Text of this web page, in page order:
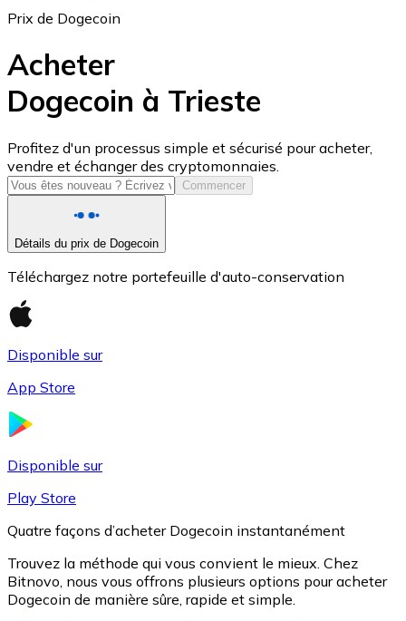
USD Coin
USDC
Prix de Dogecoin
Acheter
Dogecoin à Trieste
Profitez d'un processus simple et sécurisé pour acheter,
vendre et échanger des cryptomonnaies.
Commencer
Détails du prix de Dogecoin
Téléchargez notre portefeuille d'auto-conservation
Disponible sur
App Store
Disponible sur
Play Store
Quatre façons d’acheter Dogecoin instantanément
Trouvez la méthode qui vous convient le mieux. Chez
Bitnovo, nous vous offrons plusieurs options pour acheter
Dogecoin de manière sûre, rapide et simple.